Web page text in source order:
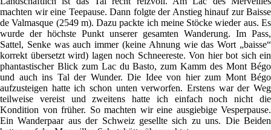
machten wir eine Teepause. Dann folgte der Anstieg hinauf zur Baisse
de Valmasque (2549 m). Dazu packte ich meine Stöcke wieder aus. Es
wurde der höchste Punkt unserer gesamten Wanderung. Im Pass,
Sattel, Senke was auch immer (keine Ahnung wie das Wort „baisse“
korrekt übersetzt wird) lagen noch Schneereste. Von hier bot sich ein
phantastischer Blick zum Lac du Basto, zum Kamm des Mont Bégo
und auch ins Tal der Wunder. Die Idee von hier zum Mont Bégo
aufzusteigen hatte ich schon unten verworfen. Erstens war der Weg
teilweise vereist und zweitens hatte ich einfach noch nicht die
Kondition von früher. So machten wir eine ausgiebige Vesperpause.
Ein Wanderpaar aus der Schweiz gesellte sich zu uns. Die Beiden